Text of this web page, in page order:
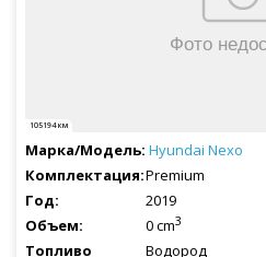
105194 км
Hyundai Nexo
Premium
2019
0 cm3
Водород